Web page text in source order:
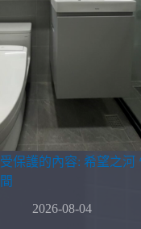
受保護的內容: 希望之河
間
2026-08-04